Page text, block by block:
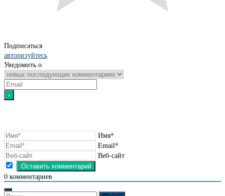
Подписаться
авторизуйтесь
Уведомить о
Имя*
Email*
Веб-сайт
0 комментариев